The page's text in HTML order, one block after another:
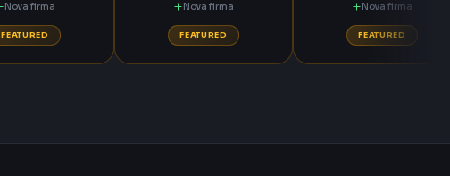
Nova firma
FEATURED
Nova firma
FEATURED
Nova firma
FEATURED